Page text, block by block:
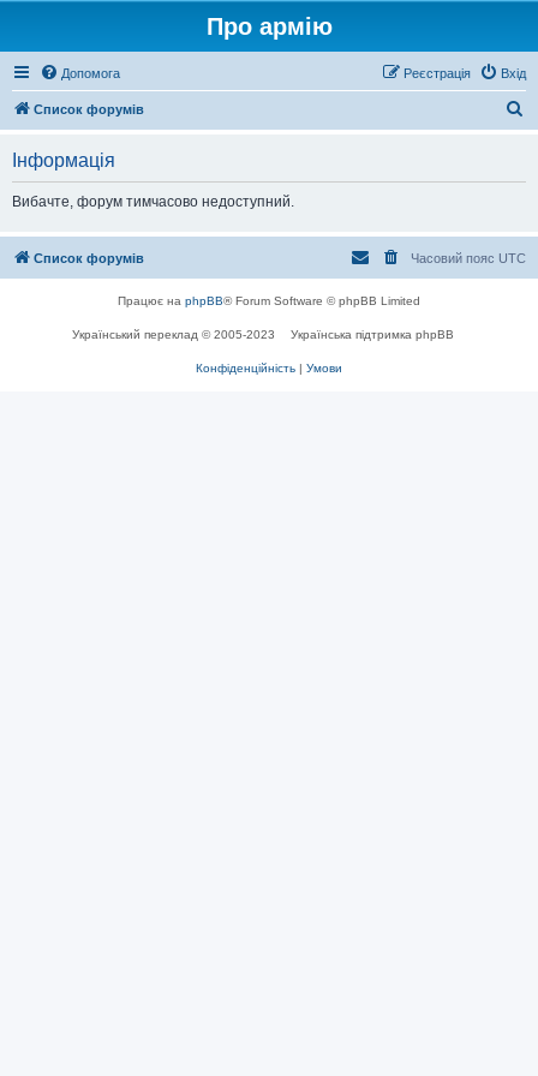
Про армію
Допомога Вхід
Реєстрація
Список форумів
Інформація
Вибачте, форум тимчасово недоступний.
Список форумів Часовий пояс UTC
Працює на phpBB® Forum Software © phpBB Limited
Український переклад © 2005-2023 Українська підтримка phpBB
Конфіденційність | Умови